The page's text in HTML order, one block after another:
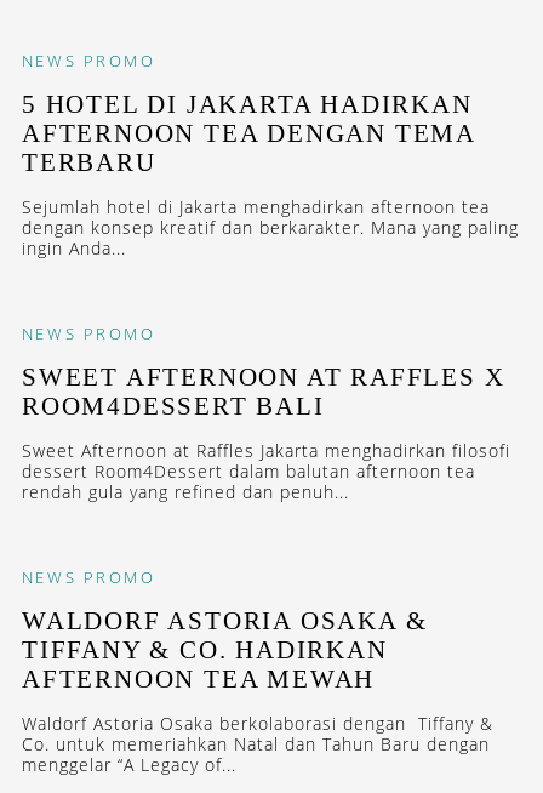
NEWS PROMO
5 HOTEL DI JAKARTA HADIRKAN
AFTERNOON TEA DENGAN TEMA
TERBARU
Sejumlah hotel di Jakarta menghadirkan afternoon tea
dengan konsep kreatif dan berkarakter. Mana yang paling
ingin Anda...
NEWS PROMO
SWEET AFTERNOON AT RAFFLES X
ROOM4DESSERT BALI
Sweet Afternoon at Raffles Jakarta menghadirkan filosofi
dessert Room4Dessert dalam balutan afternoon tea
rendah gula yang refined dan penuh...
NEWS PROMO
WALDORF ASTORIA OSAKA &
TIFFANY & CO. HADIRKAN
AFTERNOON TEA MEWAH
Waldorf Astoria Osaka berkolaborasi dengan Tiffany &
Co. untuk memeriahkan Natal dan Tahun Baru dengan
menggelar “A Legacy of...